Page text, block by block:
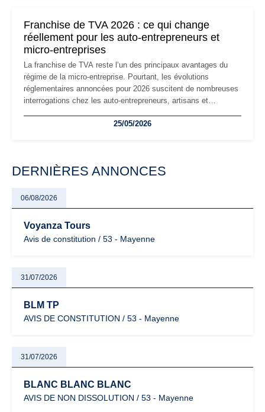
Franchise de TVA 2026 : ce qui change
réellement pour les auto-entrepreneurs et
micro-entreprises
La franchise de TVA reste l’un des principaux avantages du
régime de la micro-entreprise. Pourtant, les évolutions
réglementaires annoncées pour 2026 suscitent de nombreuses
interrogations chez les auto-entrepreneurs, artisans et
facturation ou risque de bascule vers la TVA : les règles
25/05/2026
DERNIÈRES ANNONCES
06/08/2026
Voyanza Tours
Avis de constitution / 53 - Mayenne
31/07/2026
BLM TP
AVIS DE CONSTITUTION / 53 - Mayenne
31/07/2026
BLANC BLANC BLANC
AVIS DE NON DISSOLUTION / 53 - Mayenne